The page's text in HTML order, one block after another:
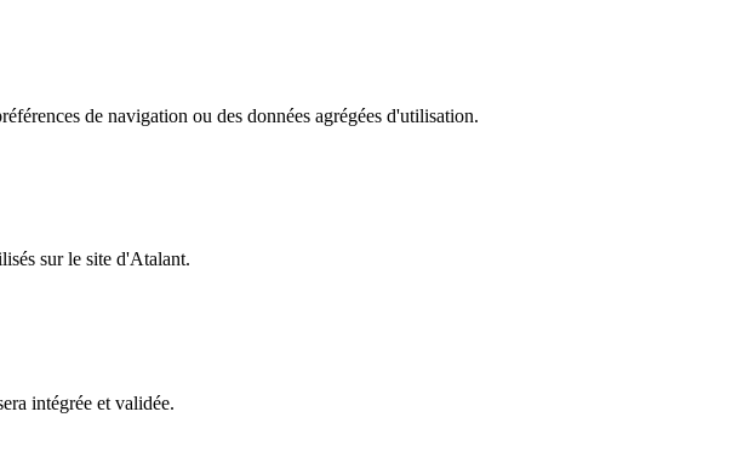
de navigation ou des données agrégées d'utilisation.
sur le site d'Atalant.
intégrée et validée.